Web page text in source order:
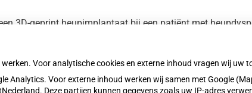
3D-geprint heupimplantaat bij een patiënt met
met het LUMC loopt nu een
Voor analytische cookies en externe inhoud vragen wij uw
Analytics. Voor externe inhoud werken wij samen met Google
Deze partijen kunnen gegevens zoals uw IP-adres